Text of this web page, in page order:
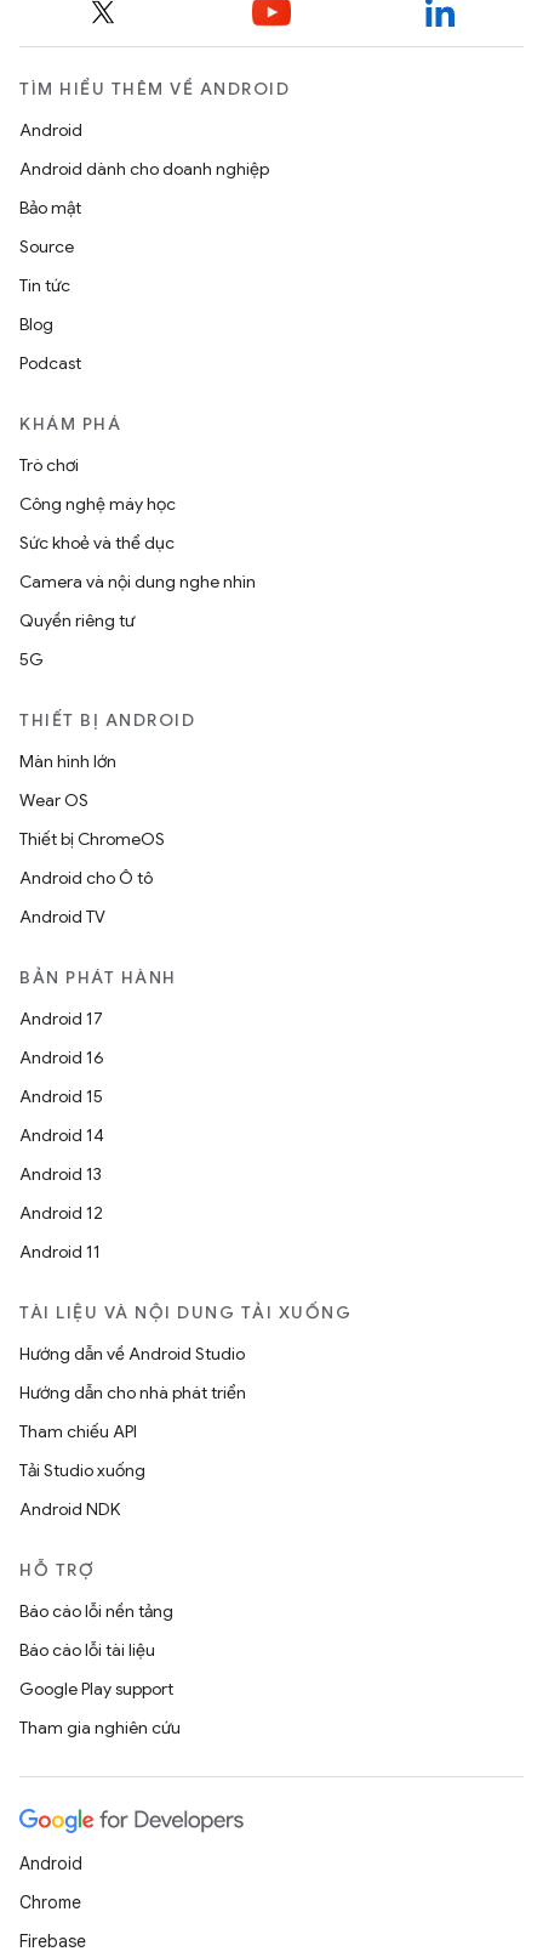
TÌM HIỂU THÊM VỀ ANDROID
Android
Android dành cho doanh nghiệp
Bảo mật
Source
Tin tức
Blog
Podcast
KHÁM PHÁ
Trò chơi
Công nghệ máy học
Sức khoẻ và thể dục
Camera và nội dung nghe nhìn
Quyền riêng tư
5G
THIẾT BỊ ANDROID
Màn hình lớn
Wear OS
Thiết bị ChromeOS
Android cho Ô tô
Android TV
BẢN PHÁT HÀNH
Android 17
Android 16
Android 15
Android 14
Android 13
Android 12
Android 11
TÀI LIỆU VÀ NỘI DUNG TẢI XUỐNG
Hướng dẫn về Android Studio
Hướng dẫn cho nhà phát triển
Tham chiếu API
Tải Studio xuống
Android NDK
HỖ TRỢ
Báo cáo lỗi nền tảng
Báo cáo lỗi tài liệu
Google Play support
Tham gia nghiên cứu
Android
Chrome
Firebase